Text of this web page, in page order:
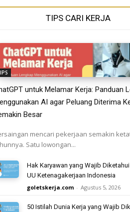
TIPS CARI KERJA
untuk Melamar Kerja: Panduan
AI agar Peluang Diterima
Besar
mencari pekerjaan semakin
Satu lowongan...
Hak Karyawan yang Wajib
UU Ketenagakerjaan Indonesia
goletskerja.com - Agustus 5, 2026
50 Istilah Dunia Kerja yang Wajib